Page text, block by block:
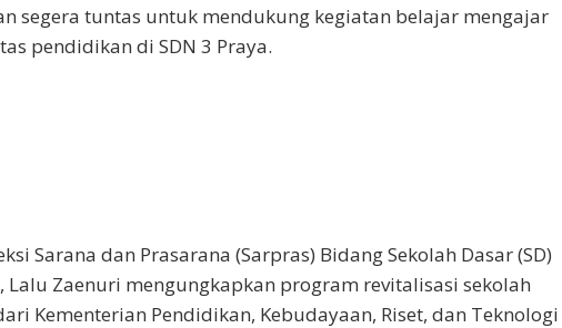
segera tuntas untuk mendukung kegiatan belajar mengajar
pendidikan di SDN 3 Praya.
Sarana dan Prasarana (Sarpras) Bidang Sekolah Dasar (SD)
Lalu Zaenuri mengungkapkan program revitalisasi sekolah
Kementerian Pendidikan, Kebudayaan, Riset, dan Teknologi